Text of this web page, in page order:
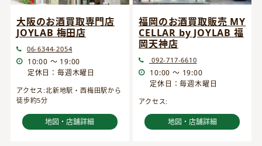
大阪のお酒買取専門店
JOYLAB 梅田店
06-6344-2054
10:00 ～ 19:00
定休日：毎週木曜日
アクセス:北新地駅・西梅田駅から
徒歩約5分
地図・店舗詳細
福岡のお酒買取販売 MY
CELLAR by JOYLAB 福
岡天神店
092-717-6610
10:00 ～ 19:00
定休日：毎週木曜日
アクセス:
地図・店舗詳細